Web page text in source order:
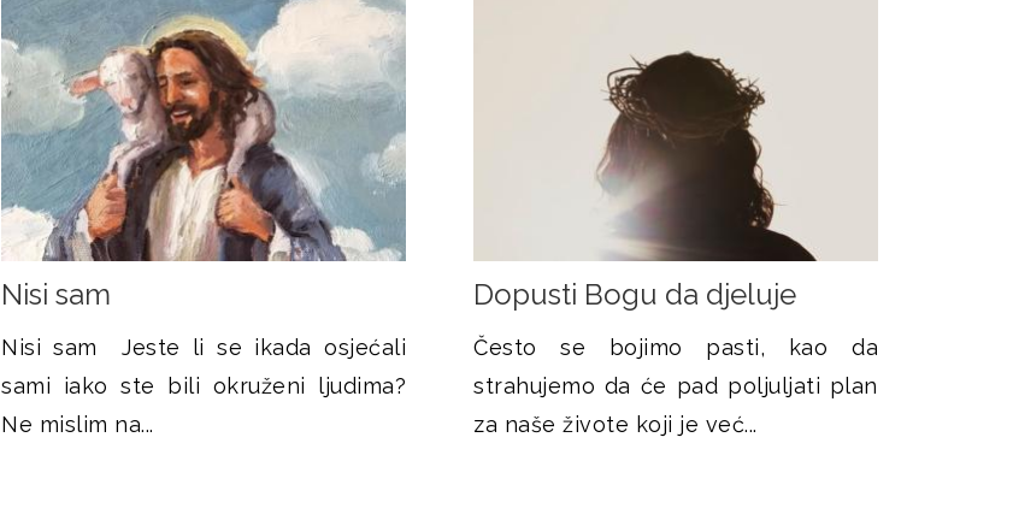
Nisi sam
Nisi sam Jeste li se ikada osjećali
sami iako ste bili okruženi ljudima?
Ne mislim na...
Dopusti Bogu da djeluje
Često se bojimo pasti, kao da
strahujemo da će pad poljuljati plan
za naše živote koji je već...